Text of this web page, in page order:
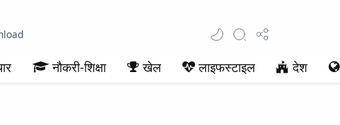
नौकरी-शिक्षा खेल लाइफस्टाइल देश